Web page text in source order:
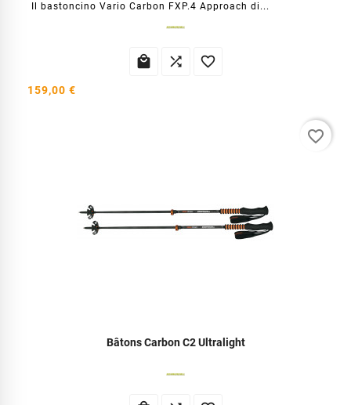
Il bastoncino Vario Carbon FXP.4 Approach di...
  
159,00 €
Bâtons Carbon C2 Ultralight
favorite_border